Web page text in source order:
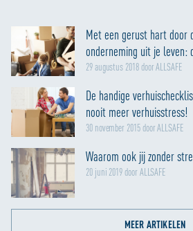
Met een gerust hart door
onderneming uit je leven:
29 augustus 2018 door ALLSAFE
De handige
nooit meer verhuisstress!
30 november 2015 door ALLSAFE
Waarom ook jij zonder
20 juni 2019 door ALLSAFE
MEER ARTIKELEN